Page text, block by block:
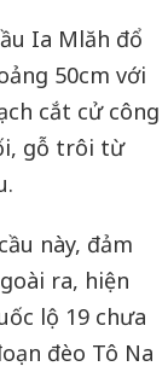
Ia Mlăh đổ
50cm với
cắt cử công
gỗ trôi từ
này, đảm
ra, hiện
lộ 19 chưa
đèo Tô Na